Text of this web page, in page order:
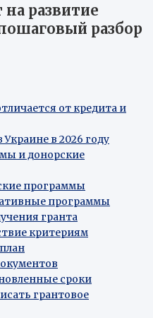
развитие
разбор
от кредита и
в 2026 году
и донорские
программы
программы
гранта
критериям
сроки
грантовое